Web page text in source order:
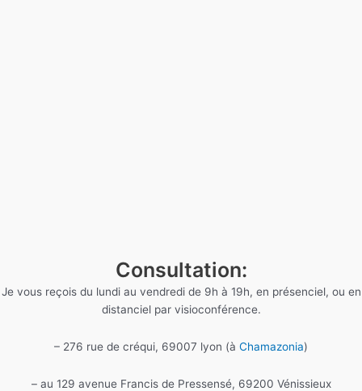
Consultation:
Je vous reçois du lundi au vendredi de 9h à 19h, en présenciel, ou en
distanciel par visioconférence.
– 276 rue de créqui, 69007 lyon (à Chamazonia)
– au 129 avenue Francis de Pressensé, 69200 Vénissieux